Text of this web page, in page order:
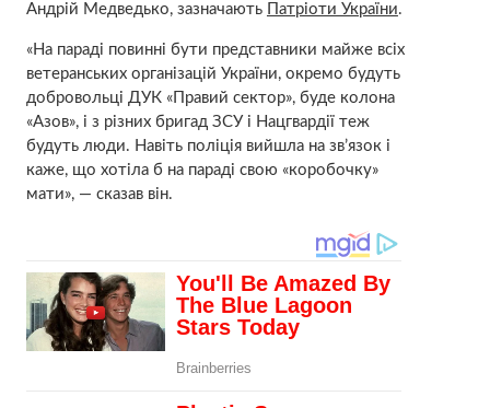
Андрій Медведько, зазначають
Патріоти України.
«На параді повинні бути представники майже всіх
ветеранських організацій України, окремо будуть
добровольці ДУК «Правий сектор», буде колона
«Азов», і з різних бригад ЗСУ і Нацгвардії теж
будуть люди. Навіть поліція вийшла на зв’язок і
каже, що хотіла б на параді свою «коробочку»
мати», — сказав він.